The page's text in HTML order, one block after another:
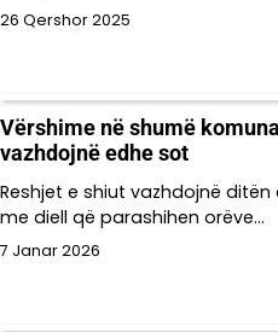
26 Qershor 2025
Vërshime në shumë
vazhdojnë edhe sot
Reshjet e shiut vazhdojnë
me diell që parashihen orëve…
7 Janar 2026